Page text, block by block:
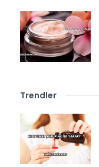
Trendler